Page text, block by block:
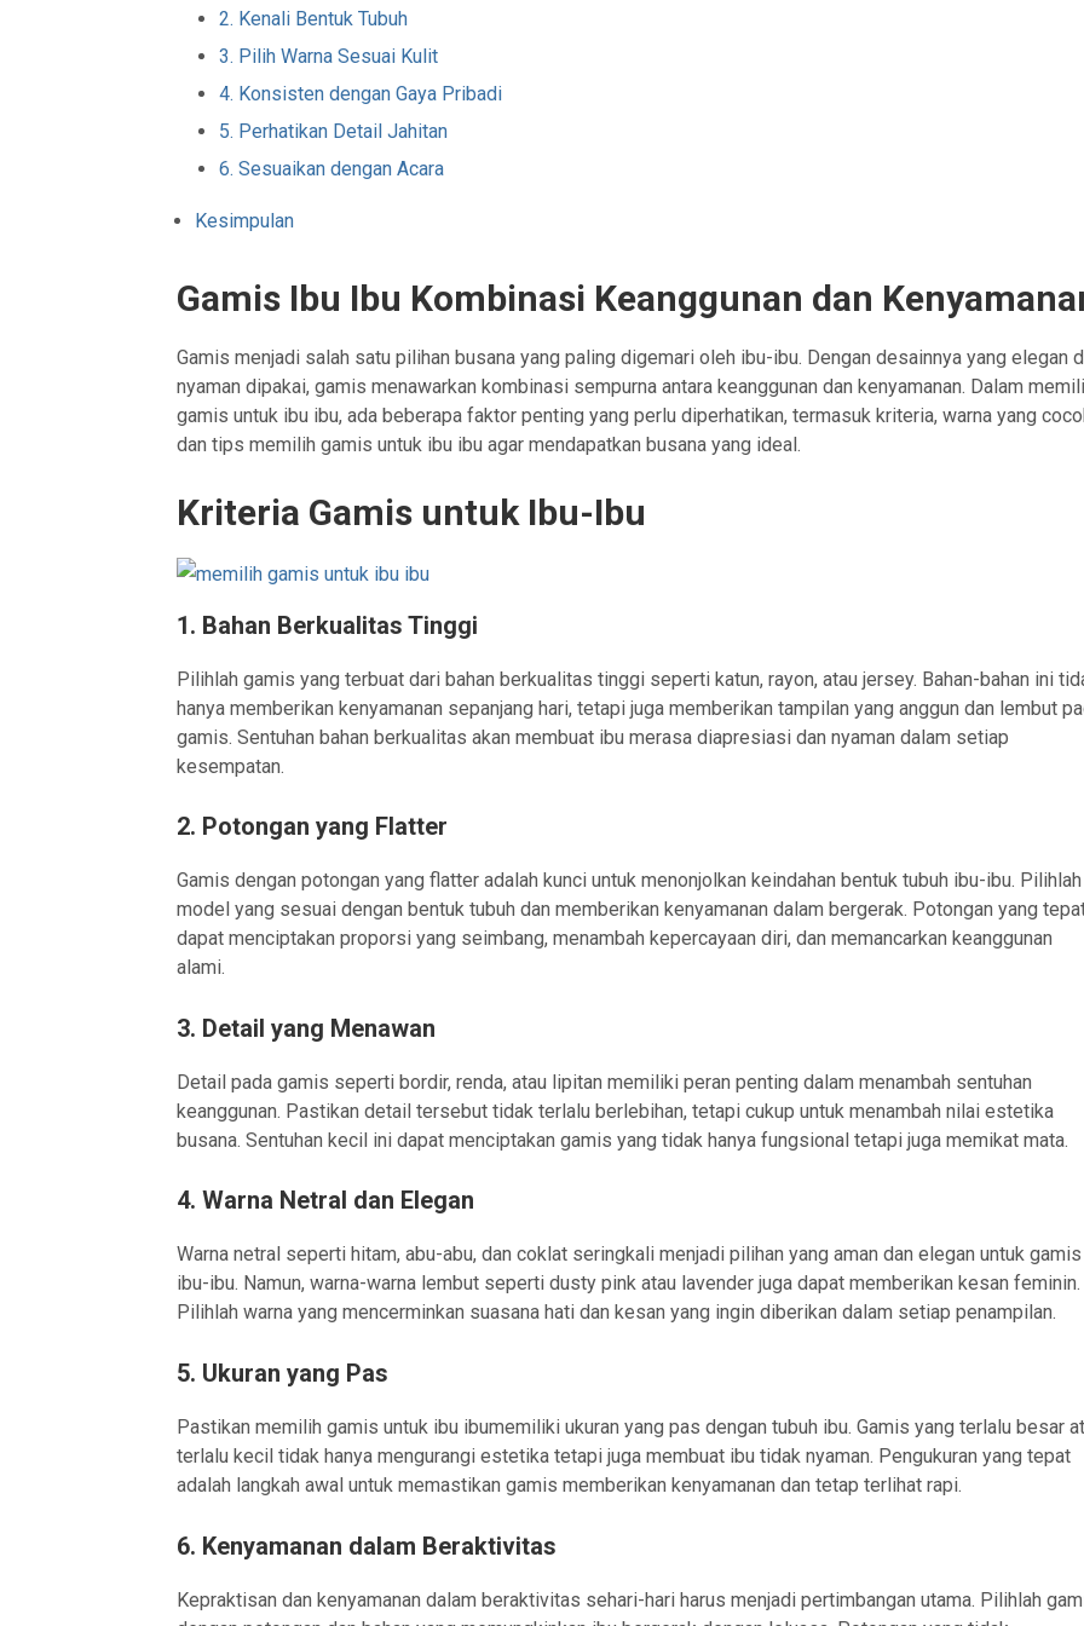
2. Kenali Bentuk Tubuh
3. Pilih Warna Sesuai Kulit
4. Konsisten dengan Gaya Pribadi
5. Perhatikan Detail Jahitan
6. Sesuaikan dengan Acara
Kesimpulan
Gamis Ibu Ibu Kombinasi Keanggunan dan
Gamis menjadi salah satu pilihan busana yang paling digemari oleh ibu-ibu. Dengan desainnya yang elegan
nyaman dipakai, gamis menawarkan kombinasi sempurna antara keanggunan dan kenyamanan. Dalam
gamis untuk ibu ibu, ada beberapa faktor penting yang perlu diperhatikan, termasuk kriteria, warna yang
dan tips memilih gamis untuk ibu ibu agar mendapatkan busana yang ideal.
Kriteria Gamis untuk Ibu-Ibu
1. Bahan Berkualitas Tinggi
Pilihlah gamis yang terbuat dari bahan berkualitas tinggi seperti katun, rayon, atau jersey. Bahan-bahan ini
hanya memberikan kenyamanan sepanjang hari, tetapi juga memberikan tampilan yang anggun dan lembut
gamis. Sentuhan bahan berkualitas akan membuat ibu merasa diapresiasi dan nyaman dalam setiap
kesempatan.
2. Potongan yang Flatter
Gamis dengan potongan yang flatter adalah kunci untuk menonjolkan keindahan bentuk tubuh ibu-ibu. Pilihlah
model yang sesuai dengan bentuk tubuh dan memberikan kenyamanan dalam bergerak. Potongan yang
dapat menciptakan proporsi yang seimbang, menambah kepercayaan diri, dan memancarkan keanggunan
alami.
3. Detail yang Menawan
Detail pada gamis seperti bordir, renda, atau lipitan memiliki peran penting dalam menambah sentuhan
keanggunan. Pastikan detail tersebut tidak terlalu berlebihan, tetapi cukup untuk menambah nilai estetika
busana. Sentuhan kecil ini dapat menciptakan gamis yang tidak hanya fungsional tetapi juga memikat mata.
4.Warna Netral dan Elegan
Warna netral seperti hitam, abu-abu, dan coklat seringkali menjadi pilihan yang aman dan elegan untuk gamis
ibu-ibu. Namun, warna-warna lembut seperti dusty pink atau lavender juga dapat memberikan kesan feminin.
Pilihlah warna yang mencerminkan suasana hati dan kesan yang ingin diberikan dalam setiap penampilan.
5. Ukuran yang Pas
Pastikan memilih gamis untuk ibu ibumemiliki ukuran yang pas dengan tubuh ibu. Gamis yang terlalu besar
terlalu kecil tidak hanya mengurangi estetika tetapi juga membuat ibu tidak nyaman. Pengukuran yang tepat
adalah langkah awal untuk memastikan gamis memberikan kenyamanan dan tetap terlihat rapi.
6. Kenyamanan dalam Beraktivitas
Kepraktisan dan kenyamanan dalam beraktivitas sehari-hari harus menjadi pertimbangan utama. Pilihlah